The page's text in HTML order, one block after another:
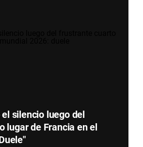
silencio luego del
lugar de Francia en el